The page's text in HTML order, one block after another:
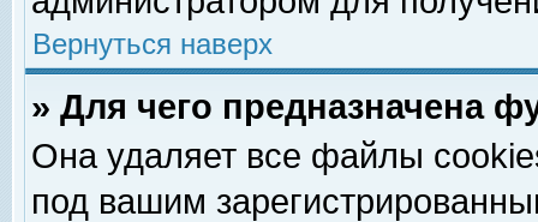
Вернуться наверх
» Для чего предназначена
Она удаляет все файлы
под вашим